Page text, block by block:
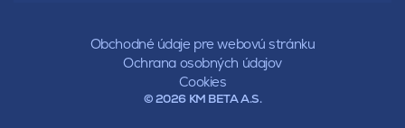
© 2026 KM BETA A.S.
Obchodné údaje pre webovú stránku
Ochrana osobných údajov
Cookies